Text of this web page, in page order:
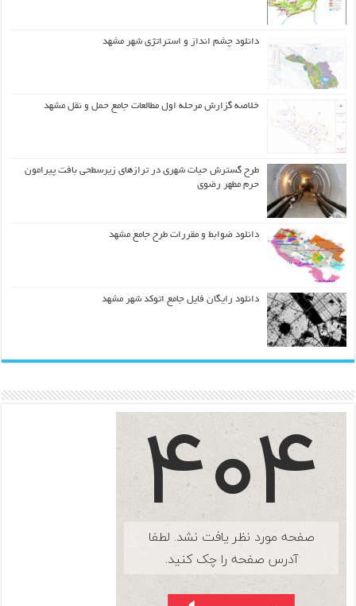
دانلود چشم انداز و استراتژی شهر مشهد
خلاصه گزارش مرحله اول مطالعات جامع حمل و نقل مشهد
طرح گسترش حیات شهري در ترازهاي زیرسطحی بافت پیرامون
حرم مطهر رضوي
دانلود ضوابط و مقررات طرح جامع مشهد
دانلود رایگان فایل جامع اتوکد شهر مشهد